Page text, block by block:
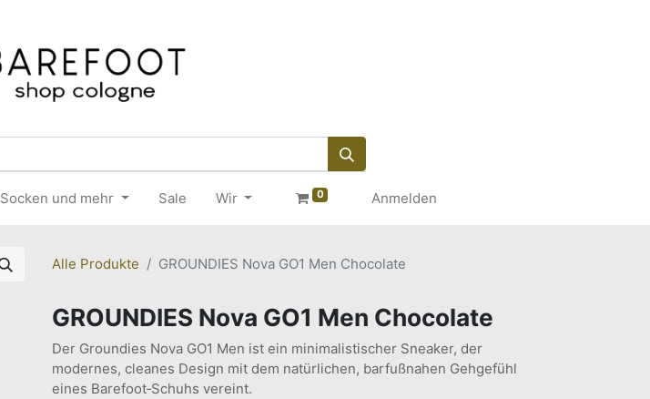
Socken und mehr Sale Wir 0 Anmelden
Alle Produkte GROUNDIES Nova GO1 Men Chocolate
GROUNDIES Nova GO1 Men Chocolate
Der Groundies Nova GO1 Men ist ein minimalistischer Sneaker, der
modernes, cleanes Design mit dem natürlichen, barfußnahen Gehgefühl
eines Barefoot‑Schuhs vereint.